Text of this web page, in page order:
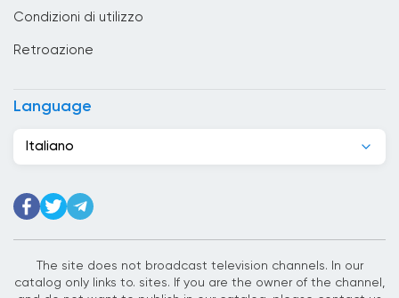
Capo Verde
Città del Vaticano
Corea del Sud
Costa d&#039;Avorio
Condizioni di utilizzo
Retroazione
Language
Italiano
The site does not broadcast television channels. In our
catalog only links to. sites. If you are the owner of the channel,